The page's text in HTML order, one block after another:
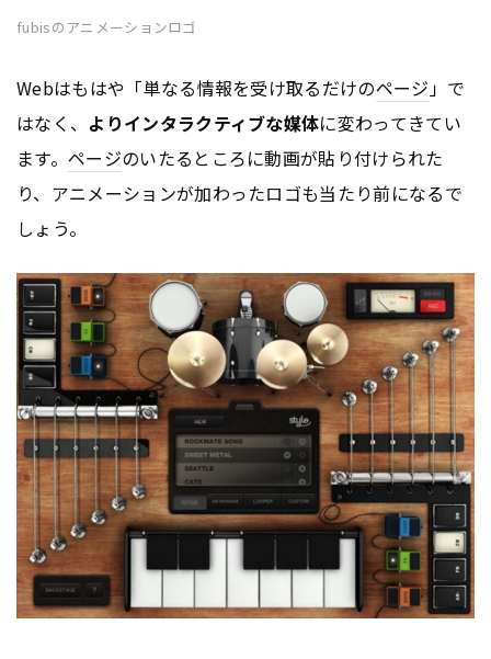
fubisのアニメーションロゴ
Webはもはや「単なる情報を受け取るだけのページ」で
はなく、 よりインタラクティブな媒体に変わってきてい
ます。 ページのいたるところに動画が貼り付けられた
り、アニメーションが加わったロゴも当たり前になるで
しょう。